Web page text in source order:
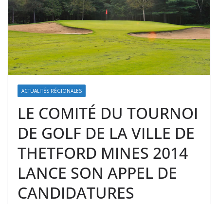
ACTUALITÉS RÉGIONALES
LE COMITÉ DU TOURNOI
DE GOLF DE LA VILLE DE
THETFORD MINES 2014
LANCE SON APPEL DE
CANDIDATURES